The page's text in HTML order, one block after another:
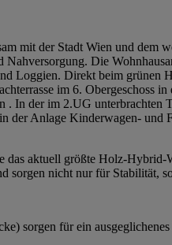
mit der Stadt Wien und dem
Die
Loggien. Direkt beim grünen
im 6. Obergeschoss
der im 2.UG unterbrachten
Anlage Kinderwagen- und
aktuell größte Holz-Hybrid-
sorgen nicht nur für Stabilität,
sorgen für ein